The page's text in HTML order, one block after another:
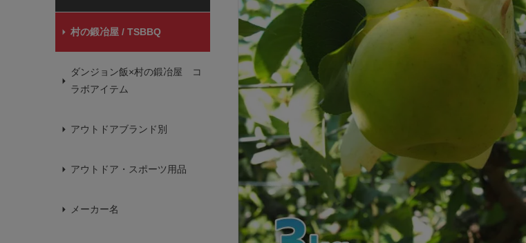
村の鍛冶屋 / TSBBQ
ダンジョン飯×村の鍛冶屋 コ
ラボアイテム
アウトドアブランド別
アウトドア・スポーツ用品
メーカー名